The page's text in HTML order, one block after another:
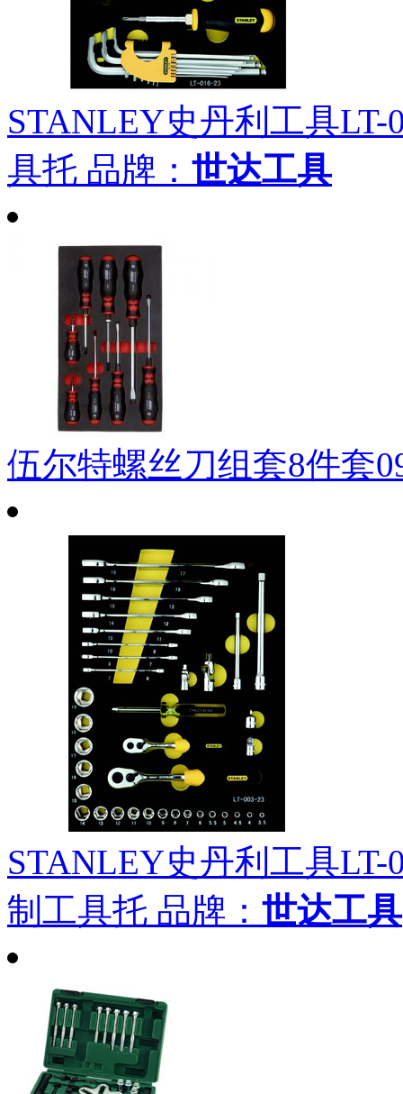
STANLEY史丹利工具
具托 品牌： 世达工具
伍尔特螺丝刀组套8件套
STANLEY史丹利工具LT-
制工具托 品牌： 世达工具